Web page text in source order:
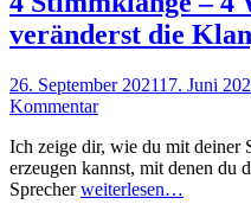
veränderst die
Posted
on
26. September 202117. Juni
Kommentar
Ich zeige dir, wie du mit deiner
erzeugen kannst, mit denen du
Sprecherweiterlesen…